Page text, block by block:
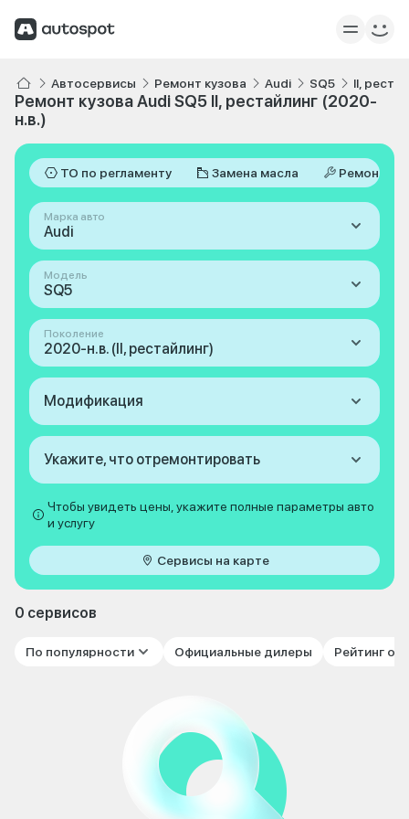
Автосервисы Ремонт кузова Audi SQ5 II,
Ремонт кузова Audi SQ5 II, рестайлинг (2020-
н.в.)
ТО по регламенту Замена масла Ремонт
Марка авто
Audi
Модель
SQ5
Поколение
2020-н.в. (II, рестайлинг)
Модификация
Укажите, что отремонтировать
Чтобы увидеть цены, укажите полные параметры авто
и услугу
Сервисы на карте
0 сервисов
По популярности Официальные дилеры Рейтинг